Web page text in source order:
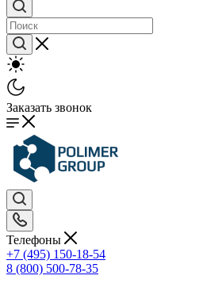
Заказать звонок
Телефоны
+7 (495) 150-18-54
8 (800) 500-78-35